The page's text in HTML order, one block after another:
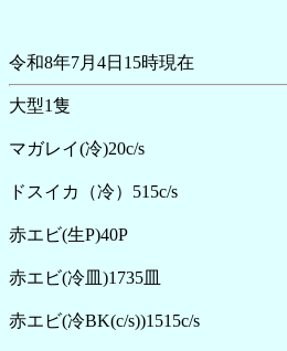
令和8年7月4日15時現在
大型1隻
マガレイ(冷)20c/s
ドスイカ（冷）515c/s
赤エビ(生P)40P
赤エビ(冷皿)1735皿
赤エビ(冷BK(c/s))1515c/s